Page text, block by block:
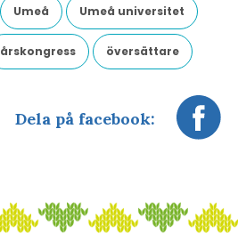
Umeå Umeå universitet
årskongress översättare
Dela på facebook: